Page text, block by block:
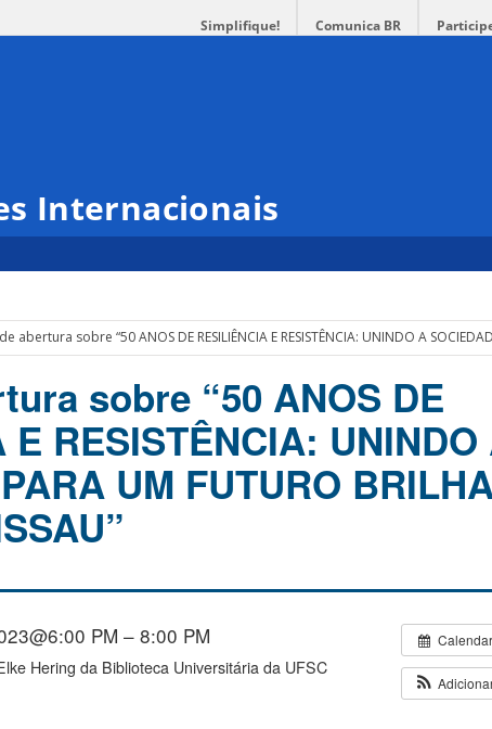
Simplifique! Comunica BR
Internacionais
abertura sobre “50 ANOS DE RESILIÊNCIA E RESISTÊNCIA: UNINDO A
sobre “50 ANOS DE
E RESISTÊNCIA: UNINDO
UM FUTURO
Calendar
PM – 8:00 PM
Hering da Biblioteca Universitária da UFSC